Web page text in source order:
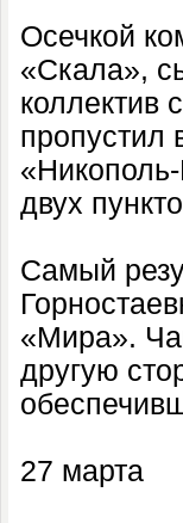
Осечкой
«Скала»,
коллектив
пропустил
двух
Самый
«Мира».
другую
27 марта